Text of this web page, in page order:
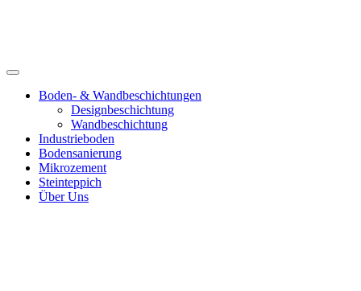
Boden- & Wandbeschichtungen
Designbeschichtung
Wandbeschichtung
Industrieboden
Bodensanierung
Mikrozement
Steinteppich
Über Uns